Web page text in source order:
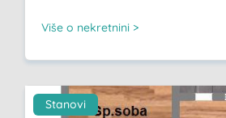
Više o nekretnini >
Stanovi